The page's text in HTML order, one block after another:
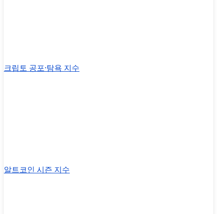
크립토 공포·탐욕 지수
알트코인 시즌 지수